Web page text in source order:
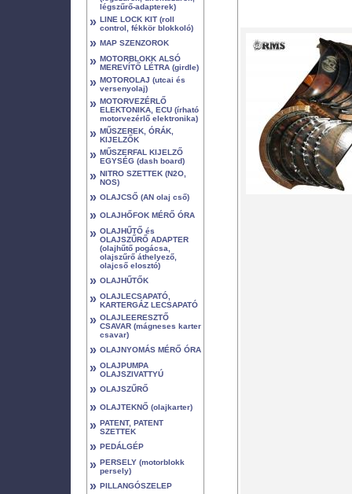
légszűrő-adapterek)
» LINE LOCK KIT (roll
control, fékkör blokkoló)
» MAP SZENZOROK
» MOTORBLOKK ALSÓ
MEREVÍTŐ LÉTRA (girdle)
» MOTOROLAJ (utcai és
versenyolaj)
» MOTORVEZÉRLŐ
ELEKTONIKA, ECU (írható
motorvezérlő elektronika)
» MŰSZEREK, ÓRÁK,
KIJELZŐK
» MŰSZERFAL KIJELZŐ
EGYSÉG (dash board)
» NITRO SZETTEK (N2O,
NOS)
» OLAJCSŐ (AN olaj cső)
» OLAJHŐFOK MÉRŐ ÓRA
» OLAJHŰTŐ és
OLAJSZŰRŐ ADAPTER
(olajhűtő pogácsa,
olajszűrő áthelyező,
olajcső elosztó)
» OLAJHŰTŐK
» OLAJLECSAPATÓ,
KARTERGÁZ LECSAPATÓ
» OLAJLEERESZTŐ
CSAVAR (mágneses karter
csavar)
» OLAJNYOMÁS MÉRŐ ÓRA
» OLAJPUMPA
OLAJSZIVATTYÚ
» OLAJSZŰRŐ
» OLAJTEKNŐ (olajkarter)
» PATENT, PATENT
SZETTEK
» PEDÁLGÉP
» PERSELY (motorblokk
persely)
» PILLANGÓSZELEP